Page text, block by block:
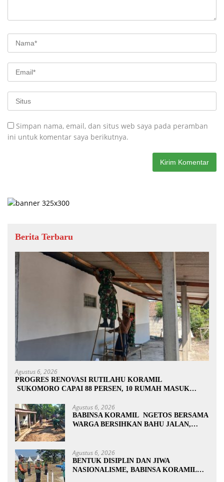
Simpan nama, email, dan situs web saya pada peramban
ini untuk komentar saya berikutnya.
Berita Terbaru
Agustus 6, 2026
PROGRES RENOVASI RUTILAHU KORAMIL
SUKOMORO CAPAI 88 PERSEN, 10 RUMAH MASUK
Agustus 6, 2026
BABINSA KORAMIL NGETOS BERSAMA
WARGA BERSIHKAN BAHU JALAN,
Agustus 6, 2026
BENTUK DISIPLIN DAN JIWA
NASIONALISME, BABINSA KORAMIL